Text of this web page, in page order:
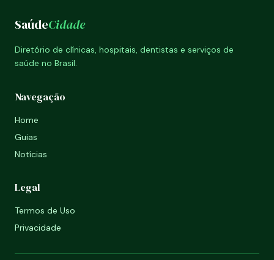
SaúdeCidade
Diretório de clínicas, hospitais, dentistas e serviços de
saúde no Brasil.
Navegação
Home
Guias
Notícias
Legal
Termos de Uso
Privacidade